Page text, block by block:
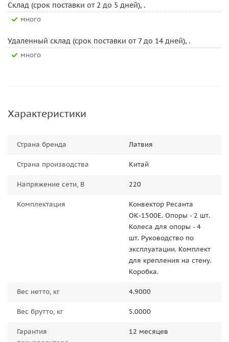
Склад (срок поставки от 2 до 5 дней), .
Много
Удаленный склад (срок поставки от 7 до 14 дней), .
Много
Характеристики
Страна бренда Латвия
Страна производства Китай
Напряжение сети, В 220
Комплектация
Конвектор Ресанта
ОК-1500Е. Опоры - 2 шт.
Колеса для опоры - 4
шт. Руководство по
эксплуатации. Комплект
для крепления на стену.
Коробка.
Вес нетто, кг 4.9000
Вес брутто, кг 5.0000
Гарантия
12 месяцев